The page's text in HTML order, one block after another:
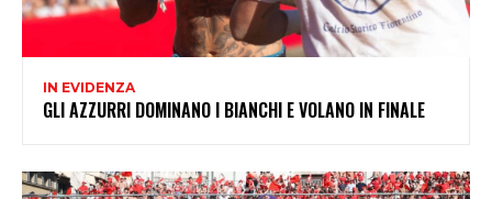
IN EVIDENZA
GLI AZZURRI DOMINANO I BIANCHI E VOLANO IN FINALE